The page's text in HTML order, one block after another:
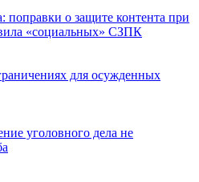
поправки о защите контента при
«социальных» СЗПК
для осужденных
уголовного дела не